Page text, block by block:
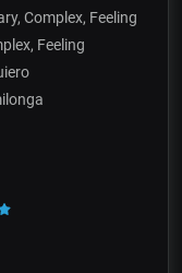
Complex, Feeling
Feeling